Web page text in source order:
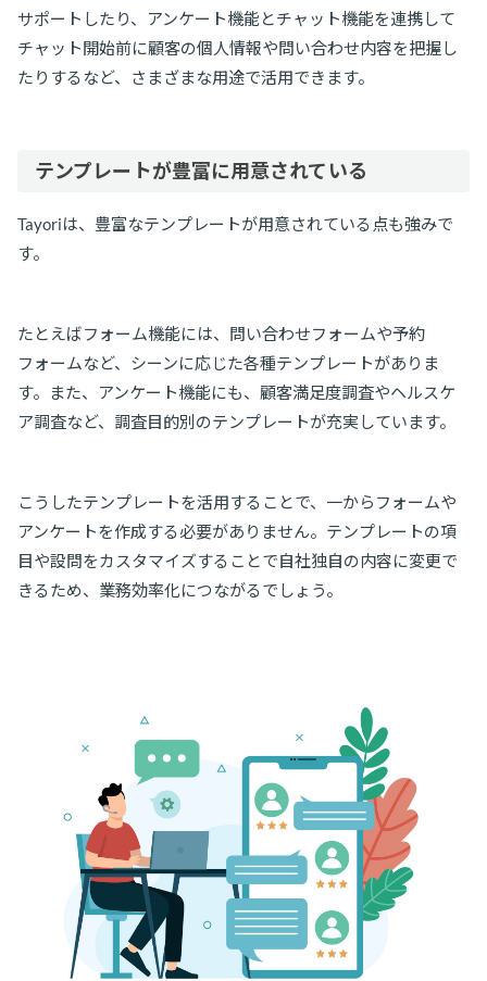
サポートしたり、アンケート機能とチャット機能を連携して
チャット開始前に顧客の個人情報や問い合わせ内容を把握し
たりするなど、さまざまな用途で活用できます。
テンプレートが豊富に用意されている
Tayoriは、豊富なテンプレートが用意されている点も強みで
す。
たとえばフォーム機能には、問い合わせフォームや予約
フォームなど、シーンに応じた各種テンプレートがありま
す。また、アンケート機能にも、顧客満足度調査やヘルスケ
ア調査など、調査目的別のテンプレートが充実しています。
こうしたテンプレートを活用することで、一からフォームや
アンケートを作成する必要がありません。テンプレートの項
目や設問をカスタマイズすることで自社独自の内容に変更で
きるため、業務効率化につながるでしょう。